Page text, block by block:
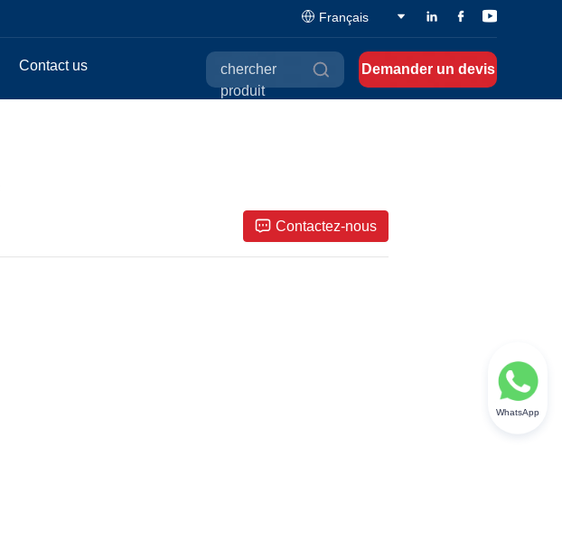
Contact us
Français
chercher
produit
Demander un devis
Contactez-nous
WhatsApp